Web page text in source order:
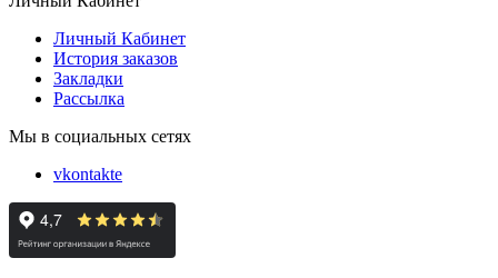
Личный Кабинет
История заказов
Закладки
Рассылка
Мы в социальных сетях
vkontakte